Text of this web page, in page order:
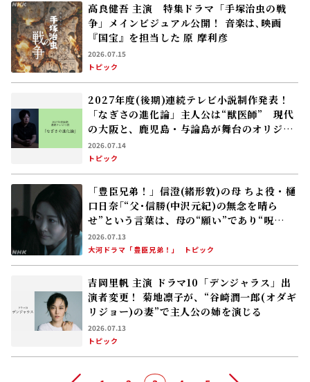
高良健吾 主演 特集ドラマ「手塚治虫の戦
争」メインビジュアル公開！ 音楽は､映画
『国宝』を担当した 原 摩利彦
2026.07.15
トピック
2027年度(後期)連続テレビ小説制作発表！
「なぎさの進化論」主人公は“獣医師” 現代
の大阪と、鹿児島・与論島が舞台のオリジナ
ル脚本
2026.07.14
トピック
「豊臣兄弟！」信澄(緒形敦)の母 ちよ役・樋
口日奈｢“父･信勝(中沢元紀)の無念を晴ら
せ”という言葉は、母の“願い”であり“呪
い”……」
2026.07.13
大河ドラマ「豊臣兄弟！」
トピック
吉岡里帆 主演 ドラマ10「デンジャラス」出
演者変更！ 菊地凛子が、“谷崎潤一郎(オダギ
リジョー)の妻”で主人公の姉を演じる
2026.07.13
トピック